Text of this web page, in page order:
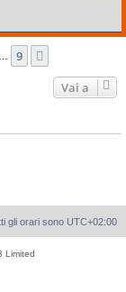
9
Vai a
gli orari sono UTC+02:00
Limited